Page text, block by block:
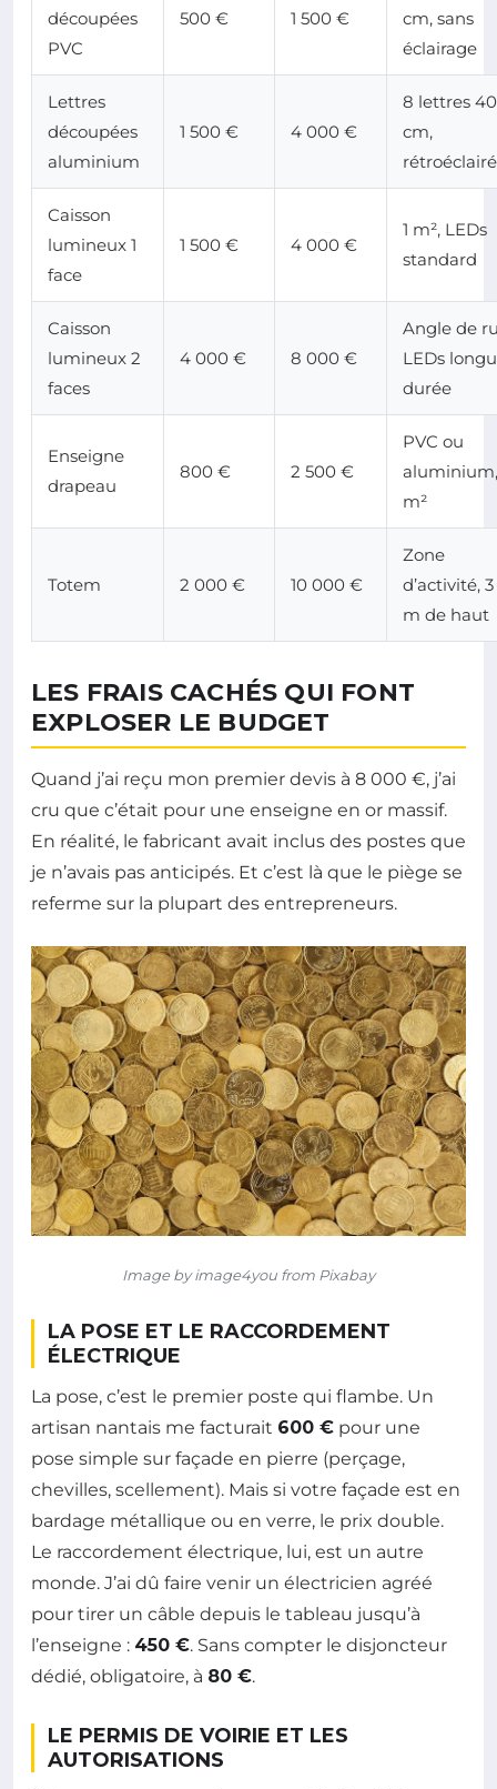
découpées
PVC
500 € 1 500 €
cm, sans
éclairage
Lettres
découpées
aluminium
1 500 € 4 000 €
8 lettres 40
cm,
Caisson
lumineux 1
face
1 500 € 4 000 €
1 m², LEDs
standard
Caisson
lumineux 2
faces
4 000 € 8 000 €
Angle de
LEDs
durée
Enseigne
drapeau
800 € 2 500 €
PVC ou
aluminium,
m²
Totem 2 000 € 10 000 €
Zone
d’activité, 3
m de haut
LES FRAIS CACHÉS QUI FONT
EXPLOSER LE BUDGET
Quand j’ai reçu mon premier devis à 8 000 €, j’ai
cru que c’était pour une enseigne en or massif.
En réalité, le fabricant avait inclus des postes que
je n’avais pas anticipés. Et c’est là que le piège se
referme sur la plupart des entrepreneurs.
Image by image4you from Pixabay
LA POSE ET LE RACCORDEMENT
ÉLECTRIQUE
La pose, c’est le premier poste qui flambe. Un
artisan nantais me facturait 600 € pour une
pose simple sur façade en pierre (perçage,
chevilles, scellement). Mais si votre façade est en
bardage métallique ou en verre, le prix double.
Le raccordement électrique, lui, est un autre
monde. J’ai dû faire venir un électricien agréé
pour tirer un câble depuis le tableau jusqu’à
l’enseigne : 450 €. Sans compter le disjoncteur
dédié, obligatoire, à 80 €.
LE PERMIS DE VOIRIE ET LES
AUTORISATIONS